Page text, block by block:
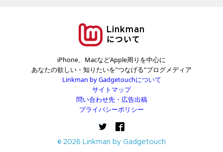
Linkman
について
iPhone、MacなどApple周りを中心に
あなたの欲しい・知りたいを"つなげる"ブログメディア
Linkman by Gadgetouchについて
サイトマップ
問い合わせ先・広告出稿
プライバシーポリシー
© 2026 Linkman by Gadgetouch